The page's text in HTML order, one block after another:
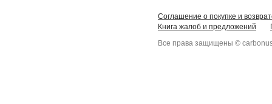
Соглашение о покупке и
Книга жалоб и предложений
Все права защищены ©